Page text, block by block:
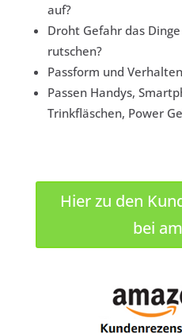
auf?
Droht Gefahr das
rutschen?
Passform und
Passen Handys,
Trinkfläschen, Power
Hier zu den
bei